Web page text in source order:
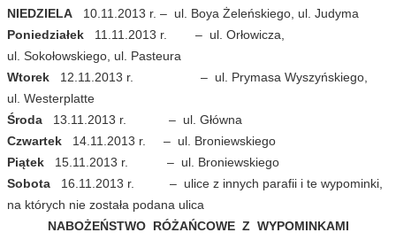
NIEDZIELA 10.11.2013 r. – ul. Boya Żeleńskiego, ul. Judyma
Poniedziałek 11.11.2013 r. – ul. Orłowicza,
ul. Sokołowskiego, ul. Pasteura
Wtorek 12.11.2013 r. – ul. Prymasa Wyszyńskiego,
ul. Westerplatte
Środa 13.11.2013 r. – ul. Główna
Czwartek 14.11.2013 r. – ul. Broniewskiego
Piątek 15.11.2013 r. – ul. Broniewskiego
Sobota 16.11.2013 r. – ulice z innych parafii i te wypominki,
na których nie została podana ulica
NABOŻEŃSTWO RÓŻAŃCOWE Z WYPOMINKAMI